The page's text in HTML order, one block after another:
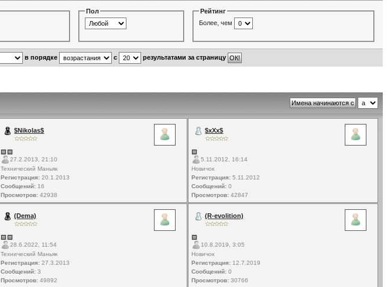
Пол
Рейтинг
Более, чем
в порядке с результатами за страницу
$Nikolas$
27.2.2013, 21:10
Технический Маньяк
Регистрация: 20.1.2013
Сообщений: 16
Просмотров: 42938
$xXx$
5.11.2012, 16:14
Новичок
Регистрация: 5.11.2012
Сообщений: 0
Просмотров: 42847
(Dema)
28.6.2022, 11:54
Технический Маньяк
Регистрация: 27.3.2013
Сообщений: 3
Просмотров: 49892
(R-evolition)
10.8.2019, 3:05
Новичок
Регистрация: 12.7.2019
Сообщений: 0
Просмотров: 30766